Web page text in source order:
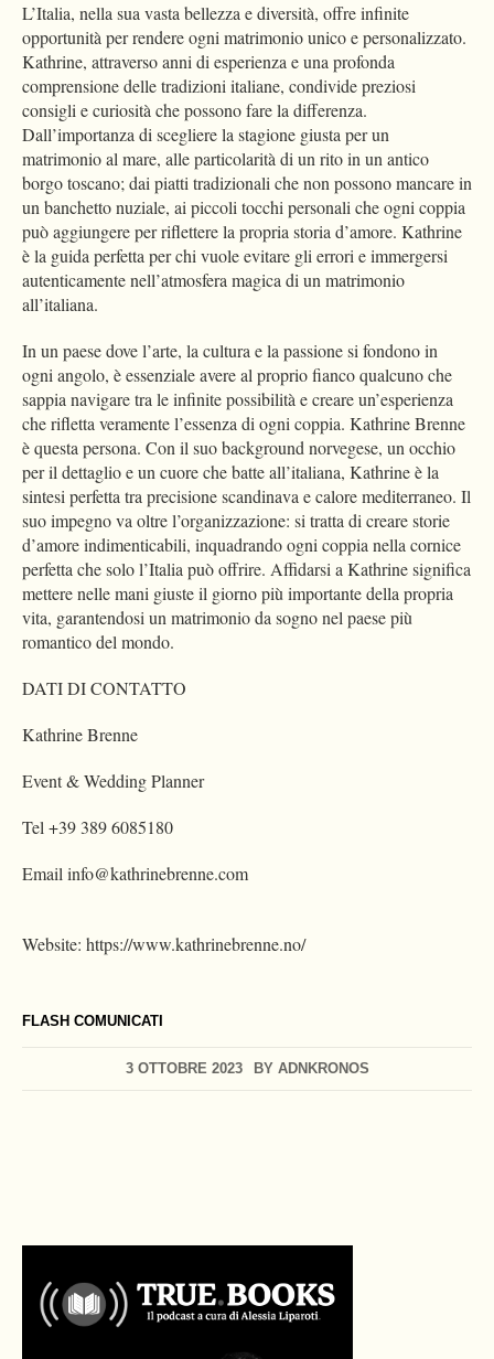
FLASH COMUNICATI
3 OTTOBRE 2023 BY ADNKRONOS
L’Italia, nella sua vasta bellezza e diversità, offre infinite
opportunità per rendere ogni matrimonio unico e personalizzato.
Kathrine, attraverso anni di esperienza e una profonda
comprensione delle tradizioni italiane, condivide preziosi
consigli e curiosità che possono fare la differenza.
Dall’importanza di scegliere la stagione giusta per un
matrimonio al mare, alle particolarità di un rito in un antico
borgo toscano; dai piatti tradizionali che non possono mancare in
un banchetto nuziale, ai piccoli tocchi personali che ogni coppia
può aggiungere per riflettere la propria storia d’amore. Kathrine
è la guida perfetta per chi vuole evitare gli errori e immergersi
autenticamente nell’atmosfera magica di un matrimonio
all’italiana.
In un paese dove l’arte, la cultura e la passione si fondono in
ogni angolo, è essenziale avere al proprio fianco qualcuno che
sappia navigare tra le infinite possibilità e creare un’esperienza
che rifletta veramente l’essenza di ogni coppia. Kathrine Brenne
è questa persona. Con il suo background norvegese, un occhio
per il dettaglio e un cuore che batte all’italiana, Kathrine è la
sintesi perfetta tra precisione scandinava e calore mediterraneo. Il
suo impegno va oltre l’organizzazione: si tratta di creare storie
d’amore indimenticabili, inquadrando ogni coppia nella cornice
perfetta che solo l’Italia può offrire. Affidarsi a Kathrine significa
mettere nelle mani giuste il giorno più importante della propria
vita, garantendosi un matrimonio da sogno nel paese più
romantico del mondo.
DATI DI CONTATTO
Kathrine Brenne
Event & Wedding Planner
Tel +39 389 6085180
Email info@kathrinebrenne.com
Website: https://www.kathrinebrenne.no/